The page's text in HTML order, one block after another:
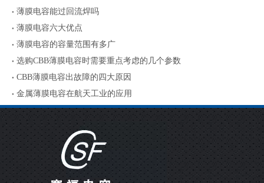
薄膜电容能过回流焊吗
薄膜电容六大优点
薄膜电容的容量范围有多广
选购CBB薄膜电容时需要重点考虑的几个参数
CBB薄膜电容出故障的四大原因
金属薄膜电容在航天工业的应用